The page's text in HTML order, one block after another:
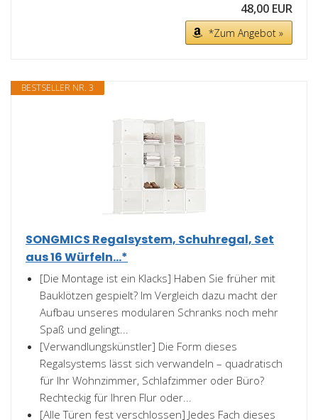
48,00 EUR
*Zum Angebot »
BESTSELLER NR. 3
SONGMICS Regalsystem, Schuhregal, Set
aus 16 Würfeln...*
[Die Montage ist ein Klacks] Haben Sie früher mit
Bauklötzen gespielt? Im Vergleich dazu macht der
Aufbau unseres modularen Schranks noch mehr
Spaß und gelingt...
[Verwandlungskünstler] Die Form dieses
Regalsystems lässt sich verwandeln – quadratisch
für Ihr Wohnzimmer, Schlafzimmer oder Büro?
Rechteckig für Ihren Flur oder...
[Alle Türen fest verschlossen] Jedes Fach dieses